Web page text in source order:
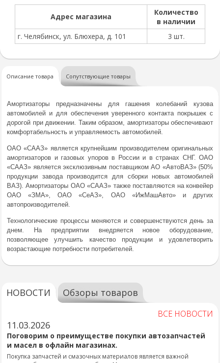
Адрес магазина
Количество
в наличии
г. Челябинск, ул. Блюхера, д. 101
3 шт.
Описание товара Сопутствующие товары
Амортизаторы предназначены для гашения колебаний кузова
автомобилей и для обеспечения уверенного контакта покрышек с
дорогой при движении. Таким образом, амортизаторы обеспечивают
комфортабельность и управляемость автомобилей.
ОАО «СААЗ» является крупнейшим производителем оригинальных
амортизаторов и газовых упоров в России и в странах СНГ. ОАО
«СААЗ» является эксклюзивным поставщиком АО «АвтоВАЗ» (50%
продукции завода производится для сборки новых автомобилей
ВАЗ). Амортизаторы ОАО «СААЗ» также поставляются на конвейер
ОАО «ЗМА», ОАО «СеАЗ», ОАО «ИжМашАвто» и других
автопроизводителей.
Технологические процессы меняются и совершенствуются день за
днем. На предприятии внедряется новое оборудование,
позволяющее улучшить качество продукции и удовлетворить
возрастающие потребности потребителей.
НОВОСТИ Обзоры товаров
ВСЕ НОВОСТИ
11.03.2026
Поговорим о преимуществе покупки автозапчастей
и масел в офлайн магазинах.
Покупка запчастей и смазочных материалов является важной